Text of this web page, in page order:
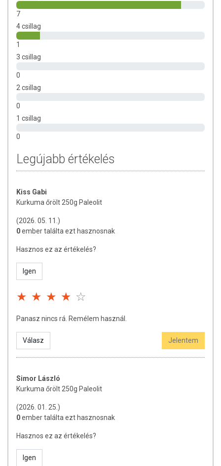
7
4 csillag
1
3 csillag
0
2 csillag
0
1 csillag
0
Legújabb értékelés
Kiss Gabi
Kurkuma őrölt 250g Paleolit
(2026. 05. 11.)
0ember találta ezt hasznosnak
Hasznos ez az értékelés?
Igen
Panasz nincs rá. Remélem használ.
Válasz Jelentem
Simor László
Kurkuma őrölt 250g Paleolit
(2026. 01. 25.)
0ember találta ezt hasznosnak
Hasznos ez az értékelés?
Igen